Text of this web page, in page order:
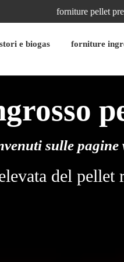
forniture pellet
e biogas forniture
sulle pagine
del